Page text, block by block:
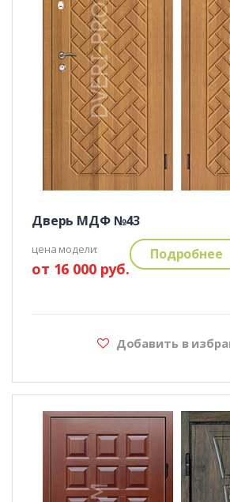
Дверь МДФ №43
цена модели:
от 16 000 руб.
Подробнее
Добавить в